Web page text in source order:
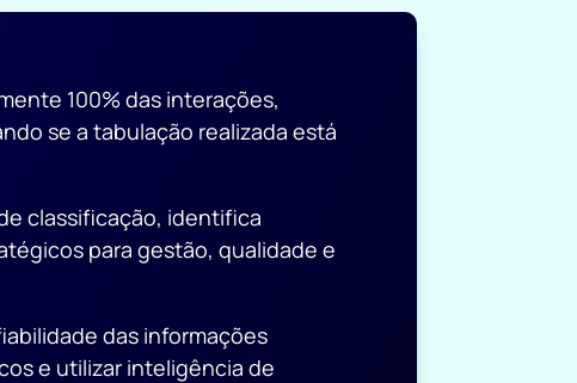
100% das interações,
se a tabulação realizada está
classificação, identifica
para gestão, qualidade e
das informações
e utilizar inteligência de